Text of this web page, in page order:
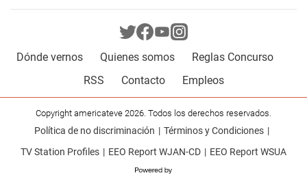
Dónde vernos Quienes somos
Reglas Concurso
RSS
Contacto Empleos
Copyright americateve 2026. Todos los derechos reservados.
Política de no discriminación
Términos y Condiciones
TV Station Profiles
EEO Report WJAN-CD EEO Report WSUA